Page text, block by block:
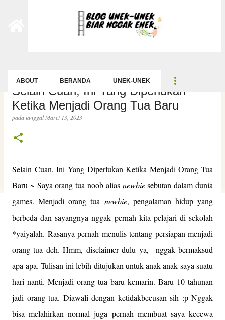
Langsung ke konten utama
ABOUT BERANDA UNEK-UNEK
Selain Cuan, Ini Yang Diperlukan
Ketika Menjadi Orang Tua Baru
pada tanggalMaret 13, 2023
Selain Cuan, Ini Yang Diperlukan Ketika Menjadi Orang Tua
Baru ~ Saya orang tua noob alias newbiesebutan dalam dunia
games. Menjadi orang tua newbie, pengalaman hidup yang
berbeda dan sayangnya nggak pernah kita pelajari di sekolah
*yaiyalah. Rasanya pernah menulis tentang persiapan menjadi
orang tua deh. Hmm, disclaimer dulu ya, nggak bermaksud
apa-apa. Tulisan ini lebih ditujukan untuk anak-anak saya suatu
hari nanti. Menjadi orang tua baru kemarin. Baru 10 tahunan
jadi orang tua. Diawali dengan ketidakbecusan sih :p Nggak
bisa melahirkan normal juga pernah membuat saya kecewa